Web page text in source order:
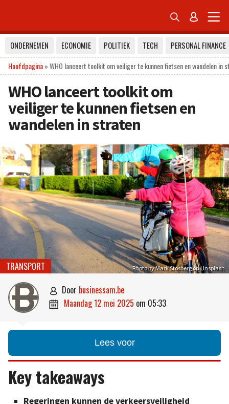
 
ONDERNEMEN ECONOMIE POLITIEK TECH
PERSONAL FINANCE
Hoofdpagina»WHO lanceert toolkit om veiliger te kunnen fietsen en wandelen in
WHO lanceert toolkit om
veiliger te kunnen fietsen en
wandelen in straten
Photo by Mark Stosberg on Unsplash
TRANSPORT
 door businessam.be
 maandag 12 mei 2025 om 05:33
Lees voor
Key takeaways
Regeringen kunnen de verkeersveiligheid